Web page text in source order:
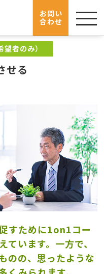
お問い
合わせ
menu
えます
者のみ）
せる
すために1on1コー
います。一方で、
のの、思ったような